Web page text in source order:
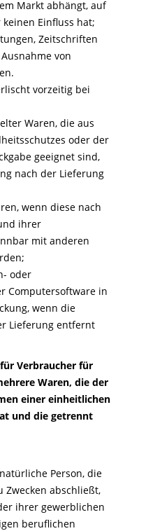
Markt abhängt, auf
Einfluss hat;
Zeitschriften
von
vorzeitig bei
Waren, die aus
oder der
geeignet sind,
nach der Lieferung
wenn diese nach
ihrer
mit anderen
oder
Computersoftware in
wenn die
Lieferung entfernt
Verbraucher für
Waren, die der
einer einheitlichen
und die getrennt
Person, die
Zwecken abschließt,
ihrer gewerblichen
beruflichen